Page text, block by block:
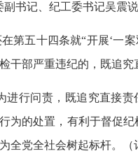
书记、纪工委书记吴震说
第五十四条就“开展‘一
干部严重违纪的，既追究
行问责，既追究直接
为的处置，有利于督促
全党全社会树起标杆。（